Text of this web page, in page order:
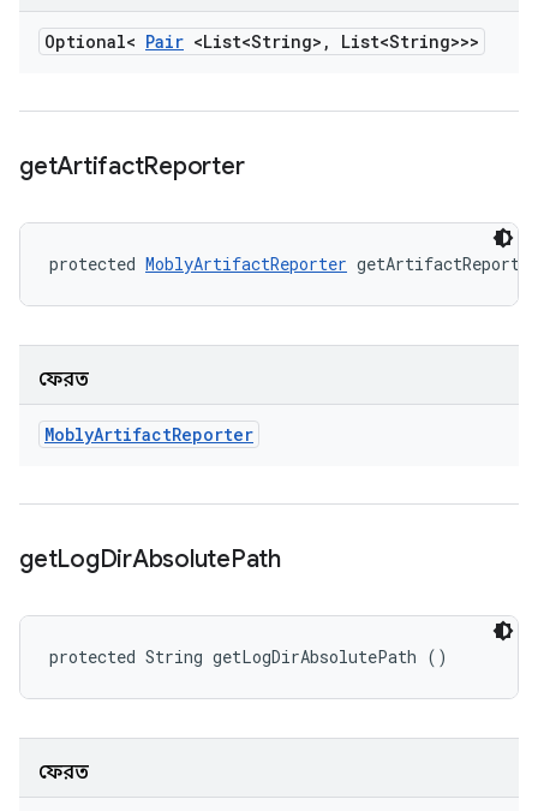
Optional< Pair <List<String> , List<String>>>
getArtifactReporter
protected MoblyArtifactReporter
ফেরত
MoblyArtifactReporter
getLogDirAbsolutePath
protected String getLogDirAbsolutePath ()
ফেরত